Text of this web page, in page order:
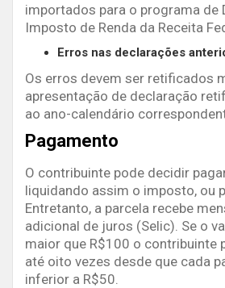
importados para o programa de
Imposto de Renda da Receita
Erros nas declarações
Os erros devem ser retificados
apresentação de declaração
ao ano-calendário
Pagamento
O contribuinte pode decidir
liquidando assim o imposto, ou
Entretanto, a parcela recebe
adicional de juros (Selic). Se o
maior que R$100 o contribuinte
até oito vezes desde que cada
inferior a R$50.